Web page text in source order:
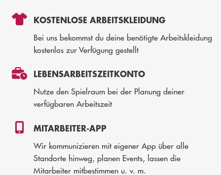
KOSTENLOSE ARBEITSKLEIDUNG
Bei uns bekommst du deine benötigte Arbeitskleidung
kostenlos zur Verfügung gestellt
LEBENSARBEITSZEITKONTO
Nutze den Spielraum bei der Planung deiner
verfügbaren Arbeitszeit
MITARBEITER-APP
Wir kommunizieren mit eigener App über alle
Standorte hinweg, planen Events, lassen die
Mitarbeiter mitbestimmen u. v. m.